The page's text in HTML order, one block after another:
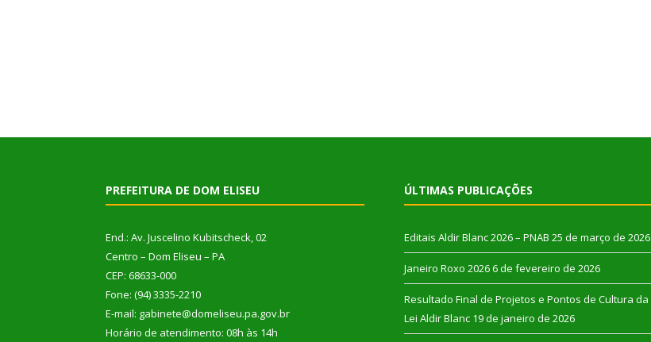
PREFEITURA DE DOM ELISEU
End.: Av. Juscelino Kubitscheck, 02
Centro – Dom Eliseu – PA
CEP: 68633-000
Fone: (94) 3335-2210
E-mail: gabinete@domeliseu.pa.gov.br
Horário de atendimento: 08h às 14h
ÚLTIMAS PUBLICAÇÕES
Editais Aldir Blanc 2026 – PNAB 25 de março de 2026
Janeiro Roxo 2026 6 de fevereiro de 2026
Resultado Final de Projetos e Pontos de Cultura da
Lei Aldir Blanc 19 de janeiro de 2026